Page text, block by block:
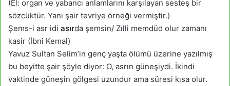
(El: organ ve yabancı anlamlarını karşılayan sesteş bir
sözcüktür. Yani şair tevriye örneği vermiştir.)
Şems-i asr idi asırda şemsin/ Zılli memdüd olur zamanı
kasir (İbni Kemal)
Yavuz Sultan Selim’in genç yaşta ölümü üzerine yazılmış
bu beyitte şair şöyle diyor: O, asrın güneşiydi. İkindi
vaktinde güneşin gölgesi uzundur ama süresi kısa olur.